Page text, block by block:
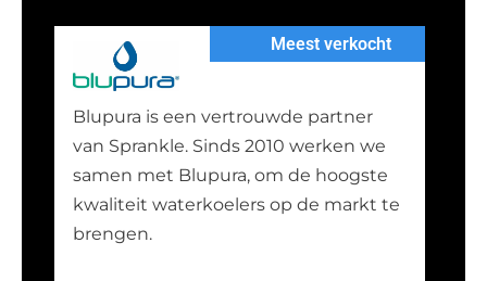
Meest verkocht
Blupura is een vertrouwde partner
van Sprankle. Sinds 2010 werken we
samen met Blupura, om de hoogste
kwaliteit waterkoelers op de markt te
brengen.